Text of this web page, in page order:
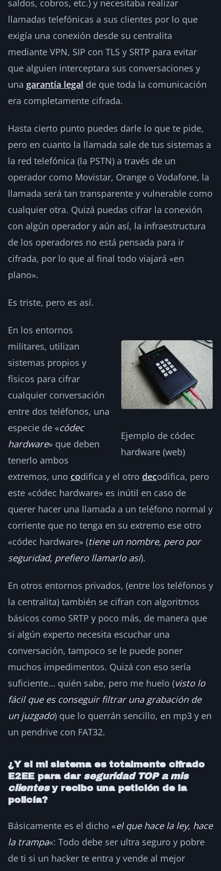
saldos, cobros, etc.) y necesitaba realizar
llamadas telefónicas a sus clientes por lo que
exigía una conexión desde su centralita
mediante VPN, SIP con TLS y SRTP para evitar
que alguien interceptara sus conversaciones y
una garantía legal de que toda la comunicación
era completamente cifrada.
Hasta cierto punto puedes darle lo que te pide,
pero en cuanto la llamada sale de tus sistemas a
la red telefónica (la PSTN) a través de un
operador como Movistar, Orange o Vodafone, la
llamada será tan transparente y vulnerable como
cualquier otra. Quizá puedas cifrar la conexión
con algún operador y aún así, la infraestructura
de los operadores no está pensada para ir
cifrada, por lo que al final todo viajará «en
plano».
Es triste, pero es así.
Ejemplo de códec
hardware (web)
En los entornos
militares, utilizan
sistemas propios y
físicos para cifrar
cualquier conversación
entre dos teléfonos, una
especie de «códec
hardware» que deben
tenerlo ambos
extremos, uno codifica y el otro decodifica, pero
este «códec hardware» es inútil en caso de
querer hacer una llamada a un teléfono normal y
corriente que no tenga en su extremo ese otro
«códec hardware» (tiene un nombre, pero por
seguridad, prefiero llamarlo así).
En otros entornos privados, (entre los teléfonos y
la centralita) también se cifran con algoritmos
básicos como SRTP y poco más, de manera que
si algún experto necesita escuchar una
conversación, tampoco se le puede poner
muchos impedimentos. Quizá con eso sería
suficiente… quién sabe, pero me huelo (visto lo
fácil que es conseguir filtrar una grabación de
un juzgado) que lo querrán sencillo, en mp3 y en
un pendrive con FAT32.
¿Y si mi sistema es totalmente cifrado
E2EE para dar seguridad TOP a mis
clientesy recibo una petición de la
policía?
Básicamente es el dicho «el que hace la ley, hace
la trampa«: Todo debe ser ultra seguro y pobre
de ti si un hacker te entra y vende al mejor